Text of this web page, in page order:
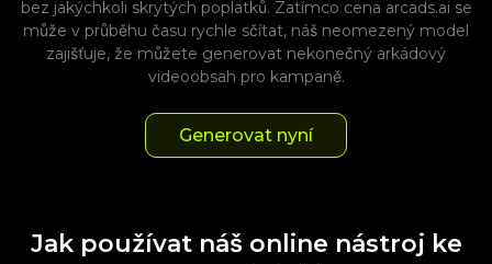
bez jakýchkoli skrytých poplatků. Zatímco cena arcads.ai se
může v průběhu času rychle sčítat, náš neomezený model
zajišťuje, že můžete generovat nekonečný arkádový
videoobsah pro kampaně.
Generovat nyní
Jak používat náš online nástroj ke